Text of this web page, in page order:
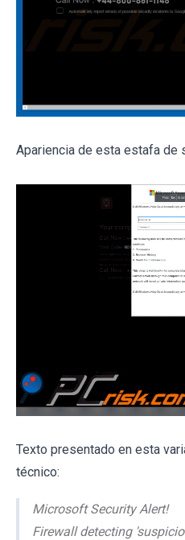
Apariencia de esta estafa de
Texto presentado en esta
técnico:
Microsoft Security Alert!
Firewall detecting